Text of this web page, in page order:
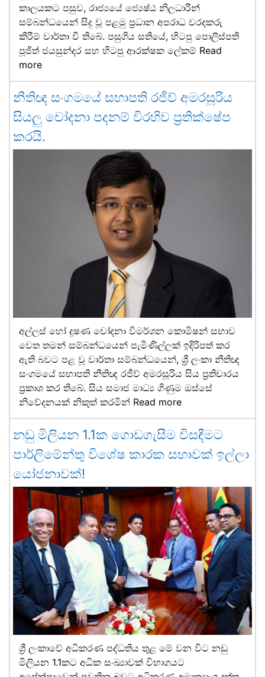
කාලයකට පසුව, රාජ්‍යයේ ජ්‍යෙෂ්ඨ නිලධාරීන්
සම්බන්ධයෙන් සිදු වූ පළමු ප්‍රධාන අපරාධ වරදකරු
කිරීම් වාර්තා වී තිබේ. පසුගිය සතියේ, හිටපු පොලිස්පති
පූජිත් ජයසුන්දර සහ හිටපු ආරක්ෂක ලේකම් Read
more
නීතිඥ සංගමයේ සභාපති රජීව් අමරසූරිය
සියලු චෝදනා පදනම් විරහිව ප්‍රතික්ෂේප
කරයි.
අල්ලස් හෝ දූෂණ චෝදනා විමර්ශන කොමිෂන් සභාව
වෙත තමන් සම්බන්ධයෙන් පැමිණිල්ලක් ඉදිරිපත් කර
ඇති බවට පළ වූ වාර්තා සම්බන්ධයෙන්, ශ්‍රී ලංකා නීතිඥ
සංගමයේ සභාපති නීතිඥ රජීව් අමරසූරිය සිය ප්‍රතිචාරය
ප්‍රකාශ කර තිබේ. සිය සමාජ මාධ්‍ය ගිණුම ඔස්සේ
නිවේදනයක් නිකුත් කරමින් Read more
නඩු මිලියන 1.1ක ගොඩගැසීම විසඳීමට
පාර්ලිමේන්තු විශේෂ කාරක සභාවක් ඉල්ලා
යෝජනාවක්!
ශ්‍රී ලංකාවේ අධිකරණ පද්ධතිය තුළ මේ වන විට නඩු
මිලියන 1.1කට අධික සංඛ්‍යාවක් විභාගයට